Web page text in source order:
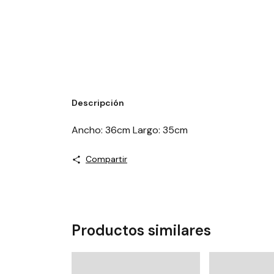
Descripción
Ancho: 36cm Largo: 35cm
Compartir
Productos similares